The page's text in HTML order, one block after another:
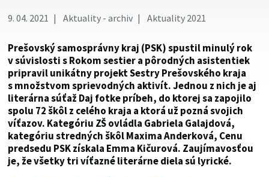
9. 04. 2021 Aktuality - archiv Aktuality 2021
Prešovský samosprávny kraj (PSK) spustil minulý rok
v súvislosti s Rokom sestier a pôrodných asistentiek
pripravil unikátny projekt Sestry Prešovského kraja
s množstvom sprievodných aktivít. Jednou z nich je aj
literárna súťaž Daj fotke príbeh, do ktorej sa zapojilo
spolu 72 škôl z celého kraja a ktorá už pozná svojich
víťazov. Kategóriu ZŠ ovládla Gabriela Galajdová,
kategóriu stredných škôl Maxima Anderková, Cenu
predsedu PSK získala Emma Kičurová. Zaujímavosťou
je, že všetky tri víťazné literárne diela sú lyrické.